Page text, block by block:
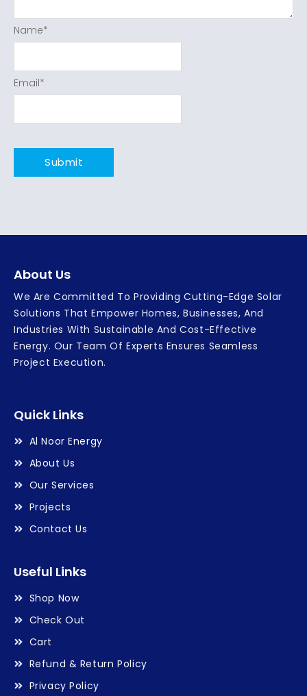
Name*
Email*
About Us
We Are Committed To Providing Cutting-Edge Solar
Solutions That Empower Homes, Businesses, And
Industries With Sustainable And Cost-Effective
Energy. Our Team Of Experts Ensures Seamless
Project Execution.
Quick Links
Al Noor Energy
About Us
Our Services
Projects
Contact Us
Useful Links
Shop Now
Check Out
Cart
Refund & Return Policy
Privacy Policy